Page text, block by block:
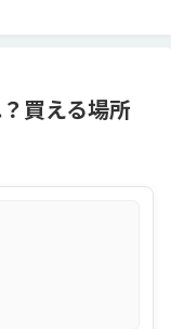
買える場所